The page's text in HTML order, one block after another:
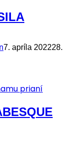
7. apríla 202228.
prianí